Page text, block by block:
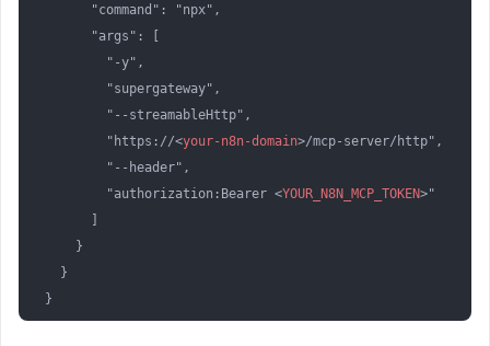
      "command": "npx",
      "args": [
        "-y",
        "supergateway",
        "--streamableHttp",
        "https://
<your-n8n-domain>/mcp-server/http",
        "--header",
        "authorization:Bearer
<YOUR_N8N_MCP_TOKEN>"
      ]
    }
  }